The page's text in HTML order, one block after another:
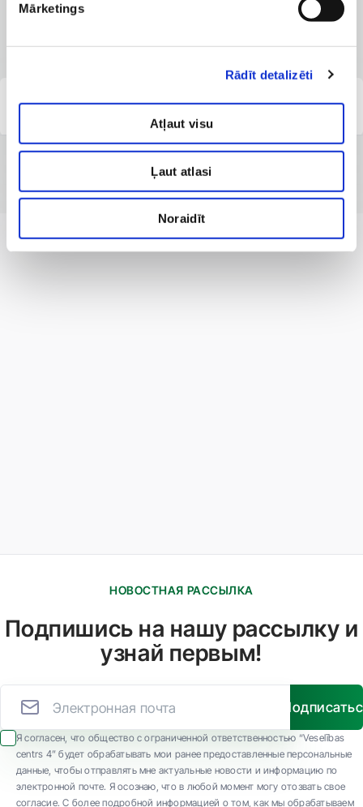
Mārketings
Rādīt detalizēti
Atļaut visu
Ļaut atlasi
Noraidīt
КЛИНИКИ С ЛУЧШИМИ УСЛУГАМИ
Филиалы, где доступна услуга
Клиника Дерматологии
НОВОСТНАЯ РАССЫЛКА
Подпишись на нашу рассылку и
узнай первым!
Я согласен, что общество с ограниченной ответственностью “Veselības
centrs 4” будет обрабатывать мои ранее предоставленные персональные
данные, чтобы отправлять мне актуальные новости и информацию по
электронной почте. Я осознаю, что в любой момент могу отозвать свое
согласие. С более подробной информацией о том, как мы обрабатываем